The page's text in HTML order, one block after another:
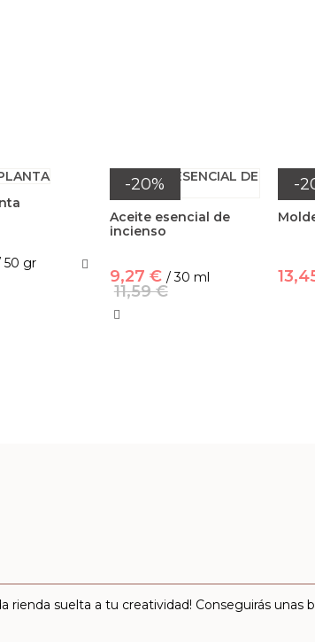
50 gr
-20%
Aceite esencial de
incienso
9,27 € / 30 ml
11,59 €
-
rienda suelta a tu creatividad! Conseguirás unas